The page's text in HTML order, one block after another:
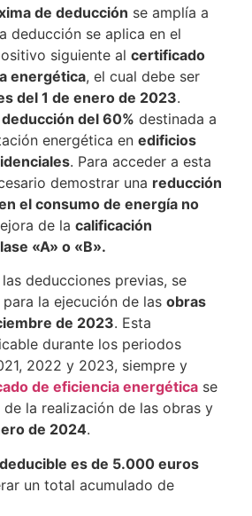
de deducción se amplía a
deducción se aplica en el
siguiente alcertificado
energética, el cual debe ser
del 1 de enero de 2023.
deducción del 60% destinada a
energética enedificios
. Para acceder a esta
demostrar una reducción
el consumo de energía no
de lacalificación
«A» o «B».
deducciones previas, se
para la ejecución de lasobras
de 2023. Esta
durante los periodos
2022 y 2023, siempre y
de eficiencia energética se
la realización de las obras y
de 2024.
es de 5.000 euros
un total acumulado de